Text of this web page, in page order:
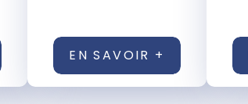
EN SAVOIR +